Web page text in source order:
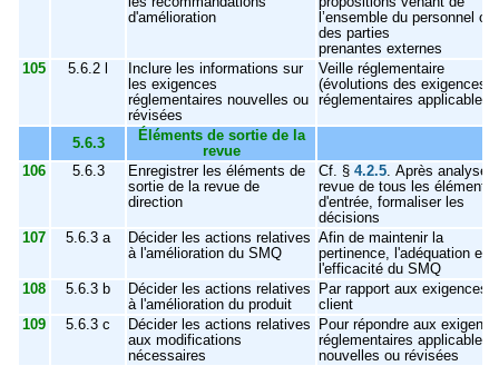
d'amélioration
l’ensemble du personnel ou
des parties
prenantes externes
105
5.6.2 l
Inclure les informations sur
les exigences
réglementaires nouvelles ou
révisées
Veille réglementaire
(évolutions des exigences
réglementaires applicables)
5.6.3
Éléments de sortie de la
revue
106
5.6.3
Enregistrer les éléments de
sortie de la revue de
direction
Cf. § 4.2.5. Après analyse
revue de tous les éléments
d'entrée, formaliser les
décisions
107
5.6.3 a
Décider les actions relatives
à l'amélioration du SMQ
Afin de maintenir la
pertinence, l'adéquation et
l'efficacité du SMQ
108
5.6.3 b
Décider les actions relatives
à l'amélioration du produit
Par rapport aux exigences
client
109
5.6.3 c
Décider les actions relatives
aux modifications
nécessaires
Pour répondre aux
réglementaires applicables
nouvelles ou révisées